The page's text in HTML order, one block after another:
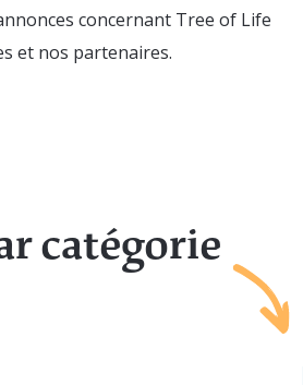
concernant Tree of Life
et nos partenaires.
catégorie